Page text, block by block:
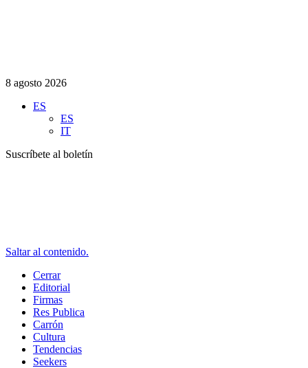
8 agosto 2026
ES
ES
IT
Suscríbete al boletín
Saltar al contenido.
Cerrar
Editorial
Firmas
Res Publica
Carrón
Cultura
Tendencias
Seekers